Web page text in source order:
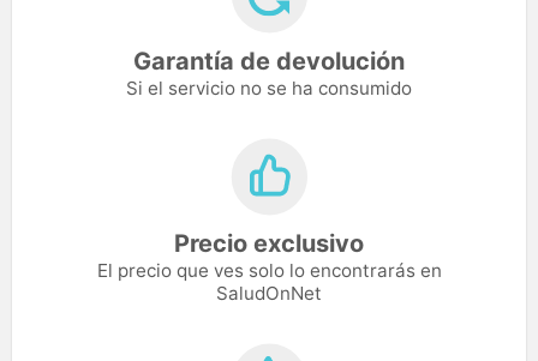
Garantía de devolución
Si el servicio no se ha consumido
Precio exclusivo
El precio que ves solo lo encontrarás en
SaludOnNet